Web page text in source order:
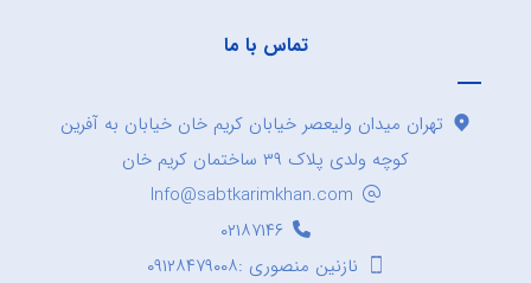
تماس با ما
تهران میدان ولیعصر خیابان کریم خان خیابان به آفرین
کوچه ولدی پلاک ۳۹ ساختمان کریم خان
Info@sabtkarimkhan.com
۰۲۱۸۷۱۴۶
نازنین منصوری :۰۹۱۲۸۴۷۹۰۰۸